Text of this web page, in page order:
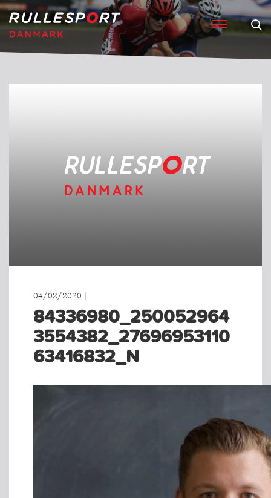
04/02/2020 |
84336980_250052964
3554382_27696953110
63416832_N